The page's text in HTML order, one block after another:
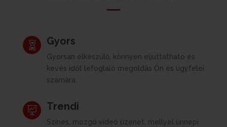
 Gyors
Gyorsan elkészülő, könnyen eljuttatható és
kevés időt lefoglaló megoldás Ön és ügyfelei
számára.
 Trendi
Színes, mozgó videó üzenet, mellyel ünnepi